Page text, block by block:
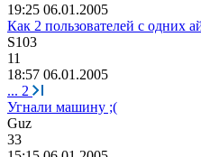
19:25 06.01.2005
Как 2 пользователей с одних
S103
11
18:57 06.01.2005
... 2
Угнали машину ;(
Guz
33